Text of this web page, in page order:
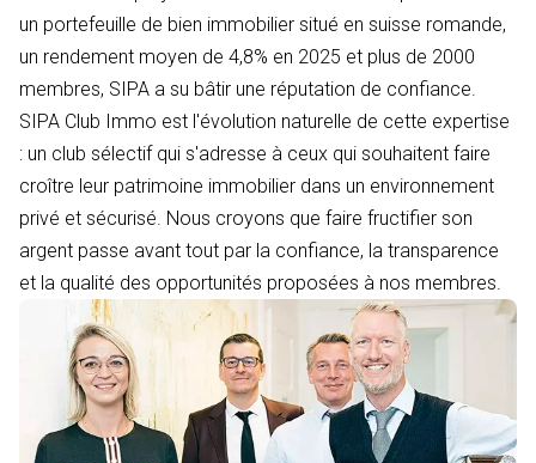
un portefeuille de bien immobilier situé en suisse romande,
un rendement moyen de 4,8% en 2025 et plus de 2000
membres, SIPA a su bâtir une réputation de confiance.
SIPA Club Immo est l'évolution naturelle de cette expertise
: un club sélectif qui s'adresse à ceux qui souhaitent faire
croître leur patrimoine immobilier dans un environnement
privé et sécurisé. Nous croyons que faire fructifier son
argent passe avant tout par la confiance, la transparence
et la qualité des opportunités proposées à nos membres.